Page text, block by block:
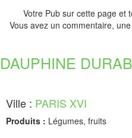
Votre Pub sur cette page et
Vous avez un commentaire,
DAUPHINE
Ville : PARIS XVI
Produits : Légumes, fruits